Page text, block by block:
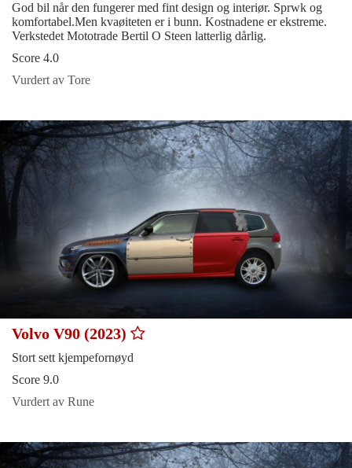
God bil når den fungerer med fint design og interiør. Sprwk og
komfortabel.Men kvaøiteten er i bunn. Kostnadene er ekstreme.
Verkstedet Mototrade Bertil O Steen latterlig dårlig.
Score 4.0
Vurdert av Tore
Volvo V90 (2023)
Stort sett kjempefornøyd
Score 9.0
Vurdert av Rune